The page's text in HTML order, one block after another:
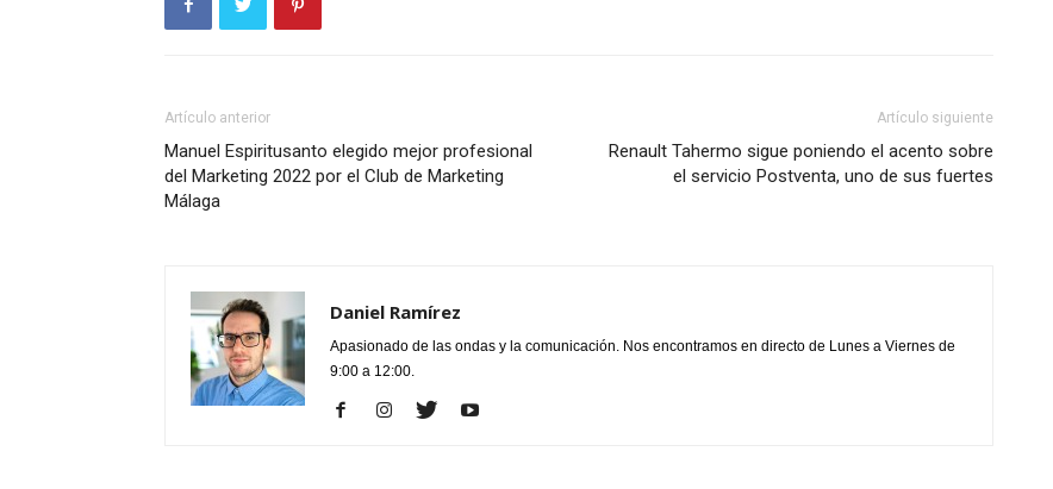
Artículo anterior
Manuel Espiritusanto elegido mejor profesional
del Marketing 2022 por el Club de Marketing
Málaga
Artículo siguiente
Renault Tahermo sigue poniendo el acento sobre
el servicio Postventa, uno de sus fuertes
Daniel Ramírez
Apasionado de las ondas y la comunicación. Nos encontramos en directo de Lunes a Viernes de
9:00 a 12:00.